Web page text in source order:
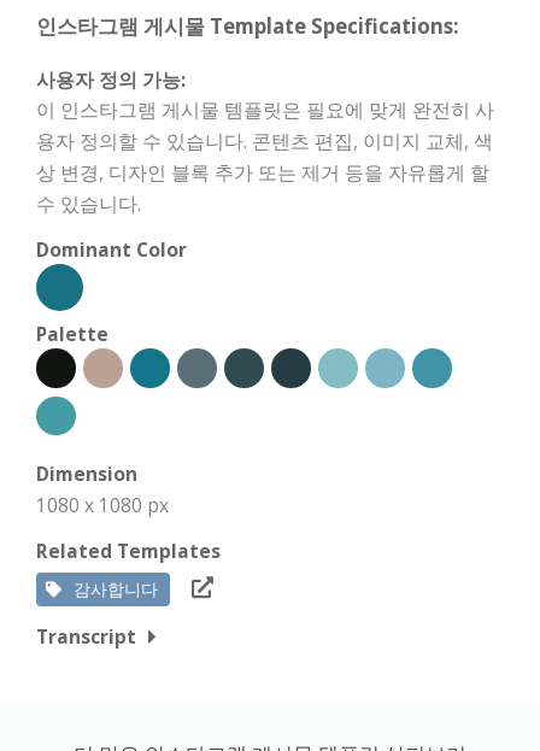
인스타그램 게시물 Template Specifications:
사용자 정의 가능:
이 인스타그램 게시물 템플릿은 필요에 맞게 완전히 사
용자 정의할 수 있습니다. 콘텐츠 편집, 이미지 교체, 색
상 변경, 디자인 블록 추가 또는 제거 등을 자유롭게 할
수 있습니다.
Dominant Color
Palette
Dimension
1080 x 1080 px
Related Templates
감사합니다
Transcript